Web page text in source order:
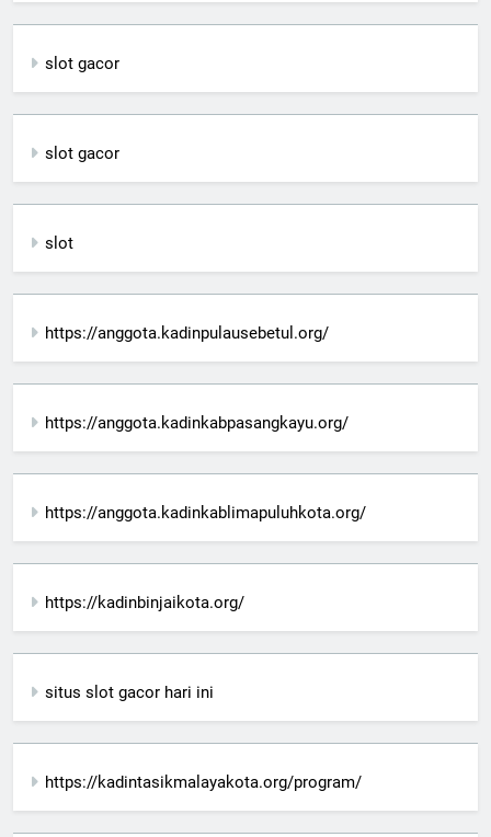
slot gacor
slot gacor
slot
https://anggota.kadinpulausebetul.org/
https://anggota.kadinkabpasangkayu.org/
https://anggota.kadinkablimapuluhkota.org/
https://kadinbinjaikota.org/
situs slot gacor hari ini
https://kadintasikmalayakota.org/program/